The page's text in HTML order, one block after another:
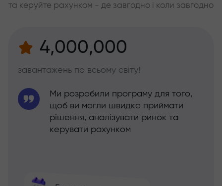
та керуйте рахунком - де завгодно і коли завгодно
4,000,000
завантажень по всьому світу!
Ми розробили програму для того,
щоб ви могли швидко приймати
рішення, аналізувати ринок та
керувати рахунком